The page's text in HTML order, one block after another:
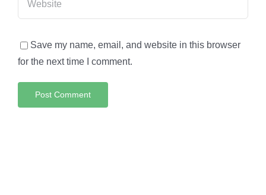
Save my name, email, and website in this browser
for the next time I comment.